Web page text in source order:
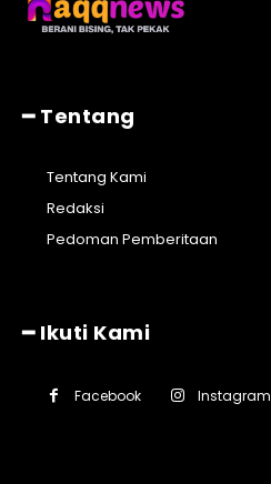
━ Tentang
Tentang Kami
Redaksi
Pedoman Pemberitaan
━ Ikuti Kami
Facebook Instagram